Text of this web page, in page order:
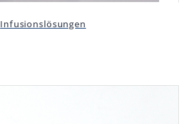
Infusionslösungen